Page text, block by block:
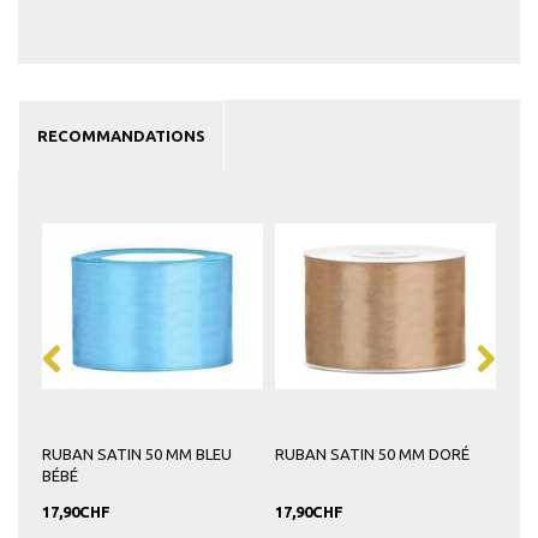
RECOMMANDATIONS
RUBAN SATIN 50 MM BLEU
BÉBÉ
17,90CHF
RUBAN SATIN 50 MM DORÉ
17,90CHF